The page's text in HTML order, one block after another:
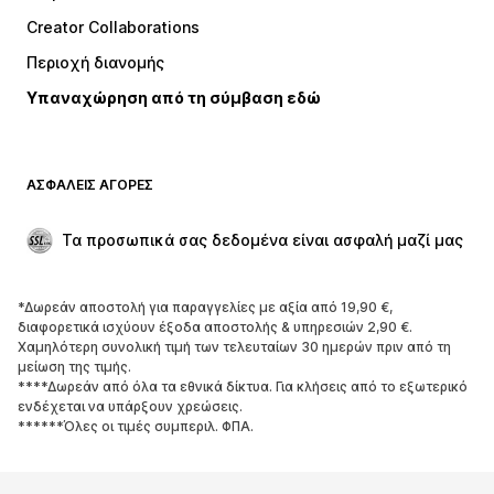
Εσώρουχα
Παλτό
Φούστες
Περιστάσεις
Aποκλειστικά
ΠΑΠΟΎΤΣΙΑ
ΝΕΑ
Trending
Sneakers
Μποτάκια
Γόβες και ψηλοτάκουνα
Creator Collaborations
Περιοχή διανομής
Υπαναχώρηση από τη σύμβαση εδώ
ΑΣΦΑΛΕΊΣ ΑΓΟΡΈΣ
Τα προσωπικά σας δεδομένα είναι ασφαλή μαζί μας
*Δωρεάν αποστολή για παραγγελίες με αξία από 19,90 €,
διαφορετικά ισχύουν έξοδα αποστολής & υπηρεσιών 2,90 €.
Χαμηλότερη συνολική τιμή των τελευταίων 30 ημερών πριν από τη
μείωση της τιμής.
****Δωρεάν από όλα τα εθνικά δίκτυα. Για κλήσεις από το εξωτερικό
ενδέχεται να υπάρξουν χρεώσεις.
******Όλες οι τιμές συμπεριλ. ΦΠΑ.